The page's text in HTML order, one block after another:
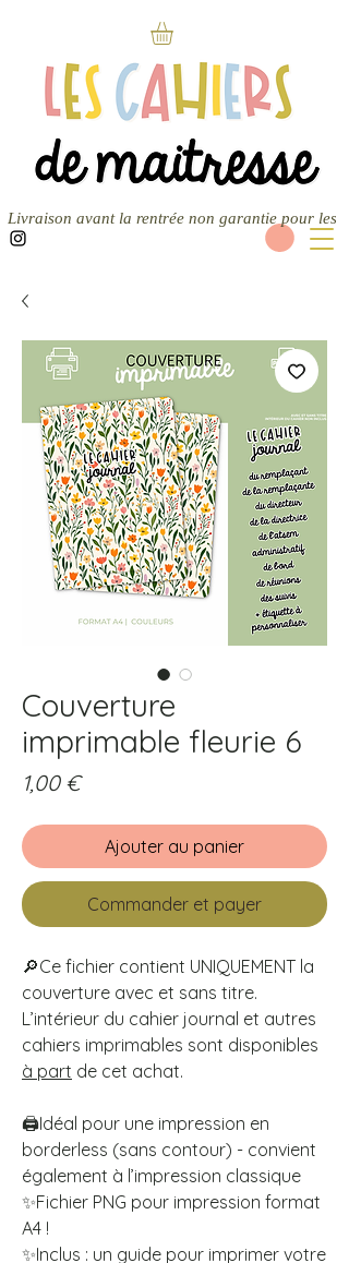
Livraison avant la rentrée non garantie pour les
Couverture
imprimable fleurie 6
1,00 €Prix
Ajouter au panier
Commander et payer
🔎Ce fichier contient UNIQUEMENT la
couverture avec et sans titre.
L’intérieur du cahier journal et autres
cahiers imprimables sont disponibles
à part de cet achat.
🖨️Idéal pour une impression en
borderless (sans contour) - convient
également à l’impression classique
✨Fichier PNG pour impression format
A4 !
✨Inclus : un guide pour imprimer votre